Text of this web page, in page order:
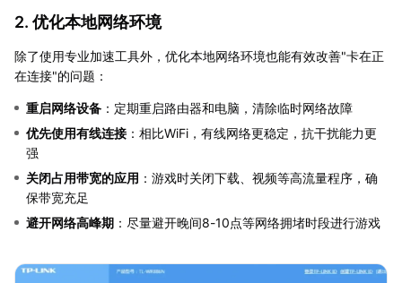
2. 优化本地网络环境
除了使用专业加速工具外，优化本地网络环境也能有效改善"卡在正
在连接"的问题：
重启网络设备 ：定期重启路由器和电脑，清除临时网络故障
优先使用有线连接 ：相比WiFi，有线网络更稳定，抗干扰能力更
强
关闭占用带宽的应用 ：游戏时关闭下载、视频等高流量程序，确
保带宽充足
避开网络高峰期 ：尽量避开晚间8-10点等网络拥堵时段进行游戏